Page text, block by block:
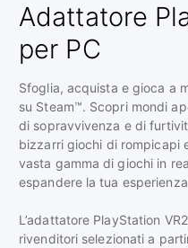
Adattatore
per PC
Sfoglia, acquista e gioca a
su Steam™. Scopri mondi
di sopravvivenza e di
bizzarri giochi di rompicapi
vasta gamma di giochi in
espandere la tua
L’adattatore PlayStation
rivenditori selezionati a